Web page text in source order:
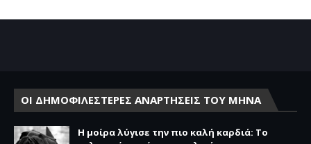
ΟΙ ΔΗΜΟΦΙΛΕΣΤΕΡΕΣ ΑΝΑΡΤΗΣΕΙΣ ΤΟΥ ΜΗΝΑ
Η μοίρα λύγισε την πιο καλή καρδιά: Το